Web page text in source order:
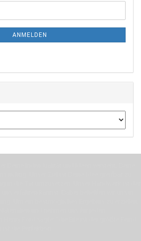
ANMELDEN